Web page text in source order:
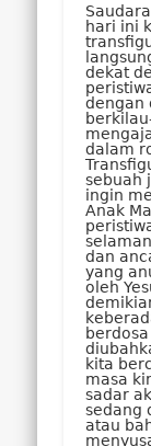
hari ini
dekat
dengan
dalam
sebuah
ingin
Anak
dan
yang
oleh
kita
masa
sadar
sedang
atau